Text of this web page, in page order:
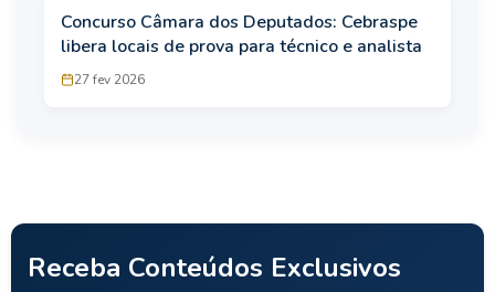
Concurso Câmara dos Deputados: Cebraspe
libera locais de prova para técnico e analista
27 fev 2026
Receba Conteúdos Exclusivos